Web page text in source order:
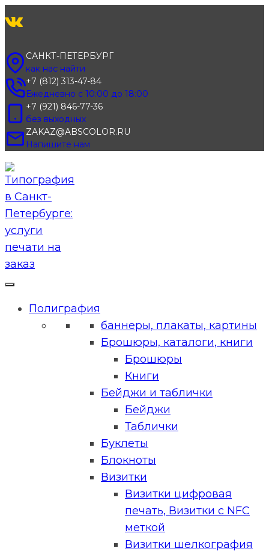
к
САНКТ-ПЕТЕРБУРГ
как нас найти
+7 (812) 313-47-84
Ежедневно с 10:00 до 18:00
+7 (921) 846-77-36
без выходных
ZAKAZ@ABSCOLOR.RU
Напишите нам
Полиграфия
баннеры, плакаты, картины
Брошюры, каталоги, книги
Брошюры
Книги
Бейджи и таблички
Бейджи
Таблички
Буклеты
Блокноты
Визитки
Визитки цифровая
печать, Визитки с NFC
меткой
Визитки шелкография